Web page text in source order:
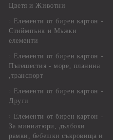
Цветя и Животни
Елементи от бирен картон -
Стиймпънк и Мъжки
елементи
Елементи от бирен картон -
Пътешестия - море, планина
,транспорт
Елементи от бирен картон -
Други
Елементи от бирен картон -
За миниатюри, дълбоки
рамки, бебешки съкровища и